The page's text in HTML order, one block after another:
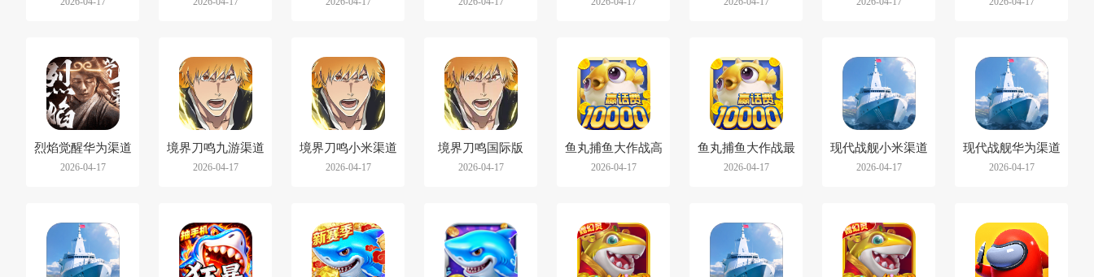
服
服
vivo渠道服
360客户端
道服
服
服
烈焰觉醒华为渠道
服
2026-04-17
境界刀鸣九游渠道
服
2026-04-17
境界刀鸣小米渠道
服
2026-04-17
境界刀鸣国际版
(BLEACH：Soul
2026-04-17
鱼丸捕鱼大作战高
爆版
2026-04-17
鱼丸捕鱼大作战最
新版
2026-04-17
现代战舰小米渠道
版
2026-04-17
现代战舰华为渠道
服
2026-04-17